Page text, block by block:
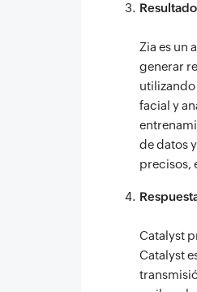
Zia es un
generar
utilizando
facial y
de datos
precisos,
Catalyst
Catalyst